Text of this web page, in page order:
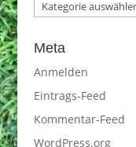
Kategorien
Meta
Anmelden
Eintrags-Feed
Kommentar-Feed
WordPress.org